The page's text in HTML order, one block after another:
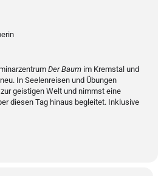
Der Baum im Kremstal und
In Seelenreisen und Übungen
geistigen Welt und nimmst eine
diesen Tag hinaus begleitet. Inklusive